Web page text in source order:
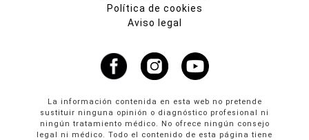
Política de cookies
Aviso legal
La información contenida en esta web no pretende
sustituir ninguna opinión o diagnóstico profesional ni
ningún tratamiento médico. No ofrece ningún consejo
legal ni médico. Todo el contenido de esta página tiene